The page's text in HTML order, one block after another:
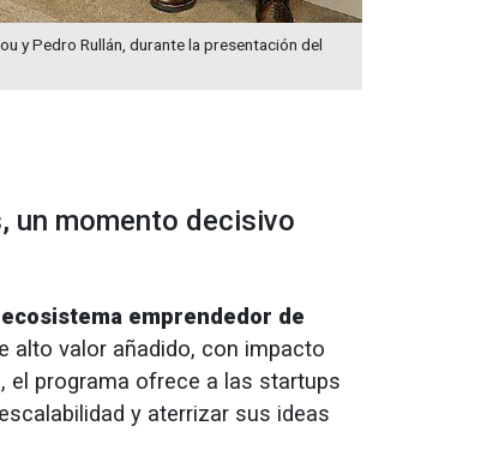
y Pedro Rullán, durante la presentación del
un momento decisivo
emprendedor de
alto valor añadido, con impacto
el programa ofrece a las startups
y aterrizar sus ideas